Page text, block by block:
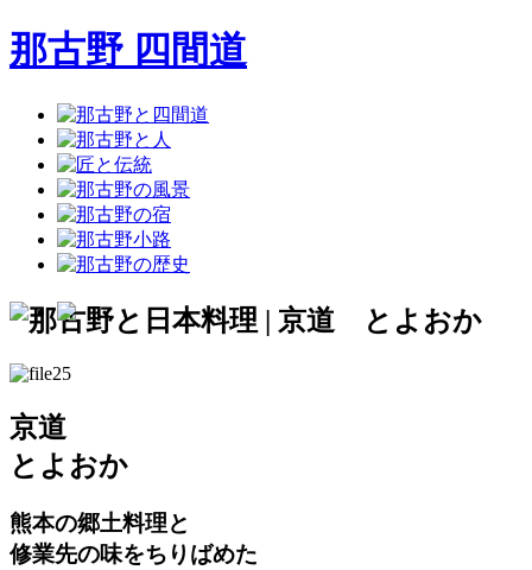
那古野 四間道
京道
とよおか
熊本の郷土料理と
修業先の味をちりばめた